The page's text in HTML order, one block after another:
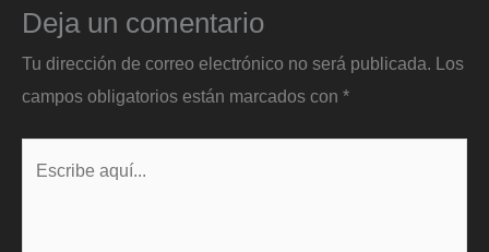
Deja un comentario
Tu dirección de correo electrónico no será publicada. Los
campos obligatorios están marcados con *